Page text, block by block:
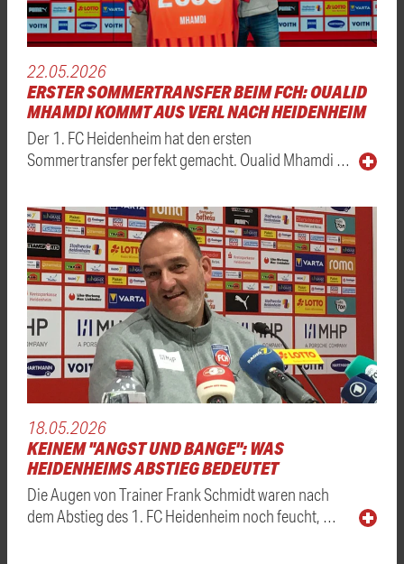
22.05.2026
ERSTER SOMMERTRANSFER BEIM FCH: OUALID
MHAMDI KOMMT AUS VERL NACH HEIDENHEIM
Der 1. FC Heidenheim hat den ersten
Sommertransfer perfekt gemacht. Oualid Mhamdi …
18.05.2026
KEINEM "ANGST UND BANGE": WAS
HEIDENHEIMS ABSTIEG BEDEUTET
Die Augen von Trainer Frank Schmidt waren nach
dem Abstieg des 1. FC Heidenheim noch feucht, …